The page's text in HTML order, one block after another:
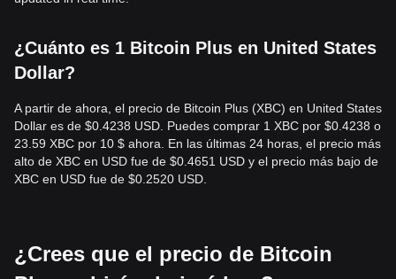
¿Cuánto es 1 Bitcoin Plus en United States
Dollar?
A partir de ahora, el precio de Bitcoin Plus (XBC) en United States
Dollar es de $0.4238 USD. Puedes comprar 1 XBC por $0.4238 o
23.59 XBC por 10 $ ahora. En las últimas 24 horas, el precio más
alto de XBC en USD fue de $0.4651 USD y el precio más bajo de
XBC en USD fue de $0.2520 USD.
¿Crees que el precio de Bitcoin